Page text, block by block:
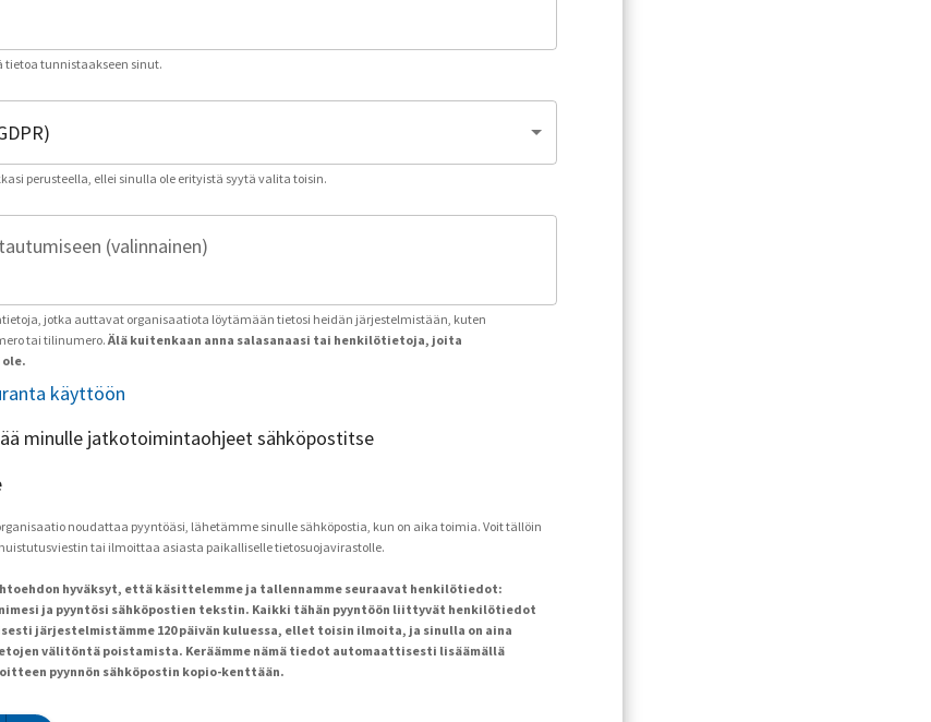
tunnistaakseen sinut.
perusteella, ellei sinulla ole erityistä syytä valita toisin.
(valinnainen)
jotka auttavat organisaatiota löytämään tietosi heidän järjestelmistään, kuten
tai tilinumero.Älä kuitenkaan anna salasanaasi tai henkilötietoja, joita
käyttöön
minulle jatkotoimintaohjeet sähköpostitse
noudattaa pyyntöäsi, lähetämme sinulle sähköpostia, kun on aika toimia. Voit tällöin
tai ilmoittaa asiasta paikalliselle tietosuojavirastolle.
hyväksyt, että käsittelemme ja tallennamme seuraavat henkilötiedot:
ja pyyntösi sähköpostien tekstin. Kaikki tähän pyyntöön liittyvät henkilötiedot
järjestelmistämme 120 päivän kuluessa, ellet toisin ilmoita, ja sinulla on aina
välitöntä poistamista. Keräämme nämä tiedot automaattisesti lisäämällä
pyynnön sähköpostin kopio-kenttään.